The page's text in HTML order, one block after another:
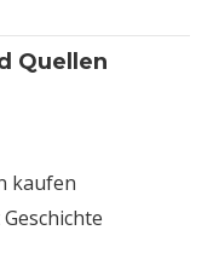
Quellen
kaufen